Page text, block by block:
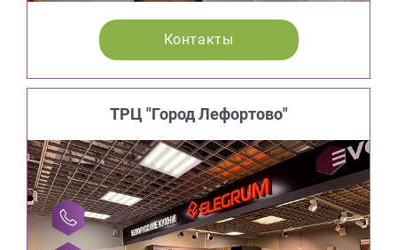
Контакты
ТРЦ "Город Лефортово"